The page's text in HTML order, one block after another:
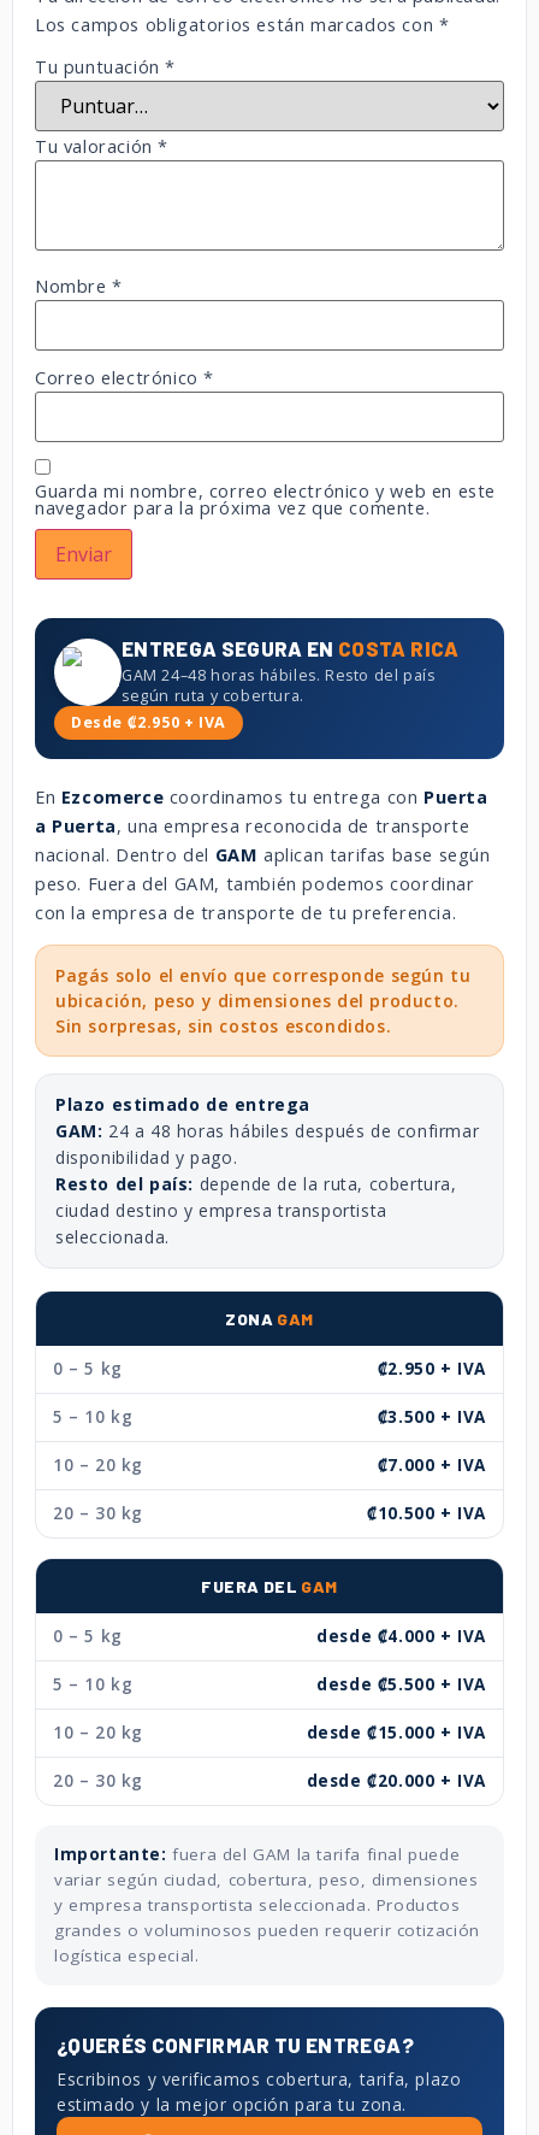
Los campos obligatorios están marcados con *
Tu puntuación*
Tu valoración*
Nombre*
Correo electrónico*
Guarda mi nombre, correo electrónico y web en este
navegador para la próxima vez que comente.
ENTREGA SEGURA EN COSTA RICA
GAM 24–48 horas hábiles. Resto del país
según ruta y cobertura.
Desde ₡2.950 + IVA
En Ezcomerce coordinamos tu entrega con Puerta
a Puerta, una empresa reconocida de transporte
nacional. Dentro del GAM aplican tarifas base según
peso. Fuera del GAM, también podemos coordinar
con la empresa de transporte de tu preferencia.
Pagás solo el envío que corresponde según tu
ubicación, peso y dimensiones del producto.
Sin sorpresas, sin costos escondidos.
Plazo estimado de entrega
GAM: 24 a 48 horas hábiles después de confirmar
disponibilidad y pago.
Resto del país: depende de la ruta, cobertura,
ciudad destino y empresa transportista
seleccionada.
ZONA GAM
0 – 5 kg ₡2.950 + IVA
5 – 10 kg ₡3.500 + IVA
10 – 20 kg ₡7.000 + IVA
20 – 30 kg ₡10.500 + IVA
FUERA DEL GAM
0 – 5 kg desde ₡4.000 + IVA
5 – 10 kg desde ₡5.500 + IVA
10 – 20 kg desde ₡15.000 + IVA
20 – 30 kg desde ₡20.000 + IVA
Importante: fuera del GAM la tarifa final puede
variar según ciudad, cobertura, peso, dimensiones
y empresa transportista seleccionada. Productos
grandes o voluminosos pueden requerir cotización
logística especial.
¿QUERÉS CONFIRMAR TU ENTREGA?
Escribinos y verificamos cobertura, tarifa, plazo
estimado y la mejor opción para tu zona.